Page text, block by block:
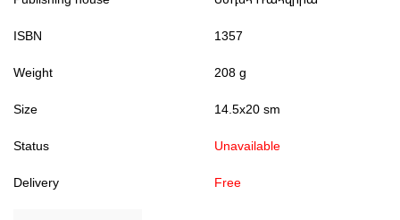
ISBN 1357
Weight 208 g
Size 14.5x20 sm
Status Unavailable
Delivery Free